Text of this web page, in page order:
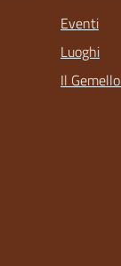
Eventi
Luoghi
Il